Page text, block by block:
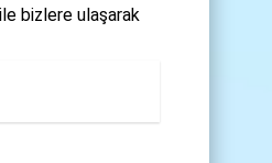
bizlere ulaşarak